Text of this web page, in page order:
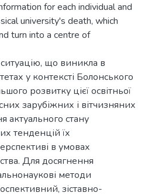
for each individual and
university's death, which
turn into a centre of
ситуацію, що виникла в
у контексті Болонського
розвитку цієї освітньої
зарубіжних і вітчизняних
актуального стану
тенденцій їх
в умовах
Для досягнення
методи
зіставно-